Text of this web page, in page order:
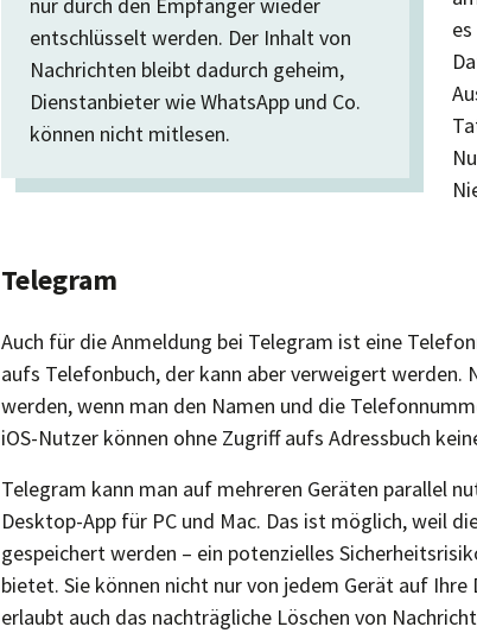
entschlüsselt werden. Der Inhalt von
Nachrichten bleibt dadurch geheim,
Dienstanbieter wie WhatsApp und Co.
können nicht mitlesen.
Telegram
Auch für die Anmeldung bei Telegram ist eine
aufs Telefonbuch, der kann aber verweigert werden.
werden, wenn man den Namen und die
iOS-Nutzer können ohne Zugriff aufs Adressbuch
Telegram kann man auf mehreren Geräten parallel
Desktop-App für PC und Mac. Das ist möglich, weil
gespeichert werden – ein potenzielles
bietet. Sie können nicht nur von jedem Gerät auf
erlaubt auch das nachträgliche Löschen von